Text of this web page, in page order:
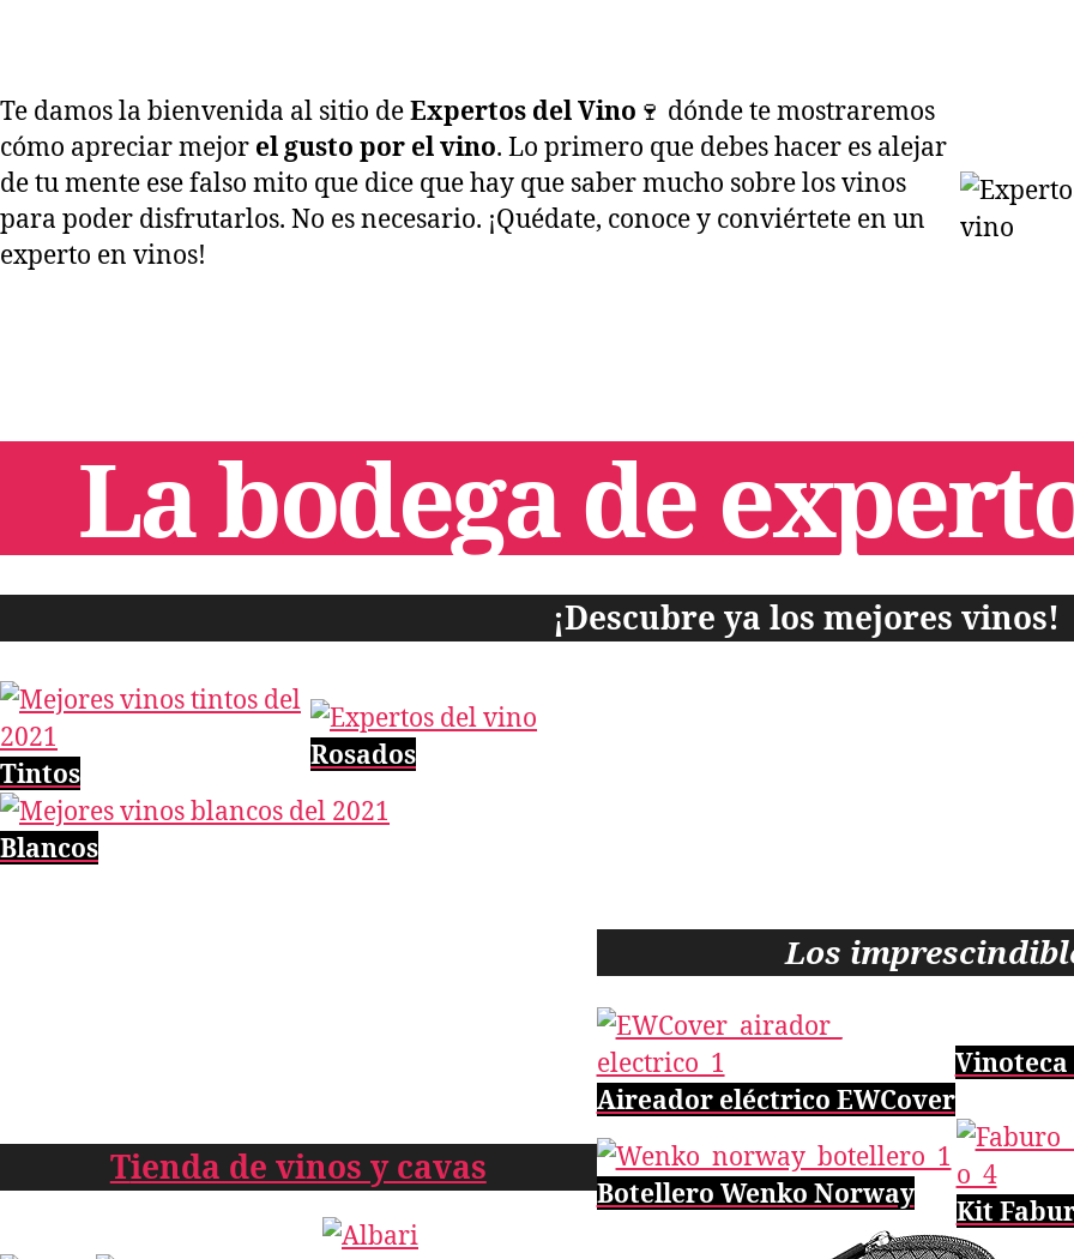
Te damos la bienvenida al sitio deExpertos del Vino 🍷 dónde te mostraremos
cómo apreciar mejor el gusto por el vino. Lo primero que debes hacer es alejar
de tu mente ese falso mito que dice que hay que saber mucho sobre los vinos
para poder disfrutarlos. No es necesario. ¡Quédate, conoce y conviértete en un
experto en vinos!
La bodega de
¡Descubre ya los mejores vinos!
Tintos
Rosados
Blancos
Tienda de vinos y cavas
Los
Aireador eléctrico EWCover
Vinoteca
Botellero Wenko Norway
Kit